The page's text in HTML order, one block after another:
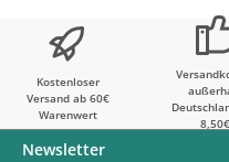
Kostenloser
Versand ab 60€
Warenwert
8,50€
Newsletter